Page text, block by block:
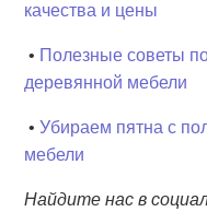
качества и цены
• Полезные советы
деревянной мебели
•Убираем пятна с
мебели
Найдите нас в